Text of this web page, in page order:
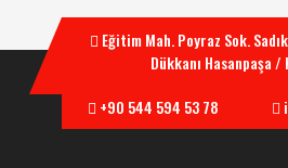
Eğitim Mah. Poyraz Sok.
Dükkanı Hasanpaşa /
+90 544 594 53 78